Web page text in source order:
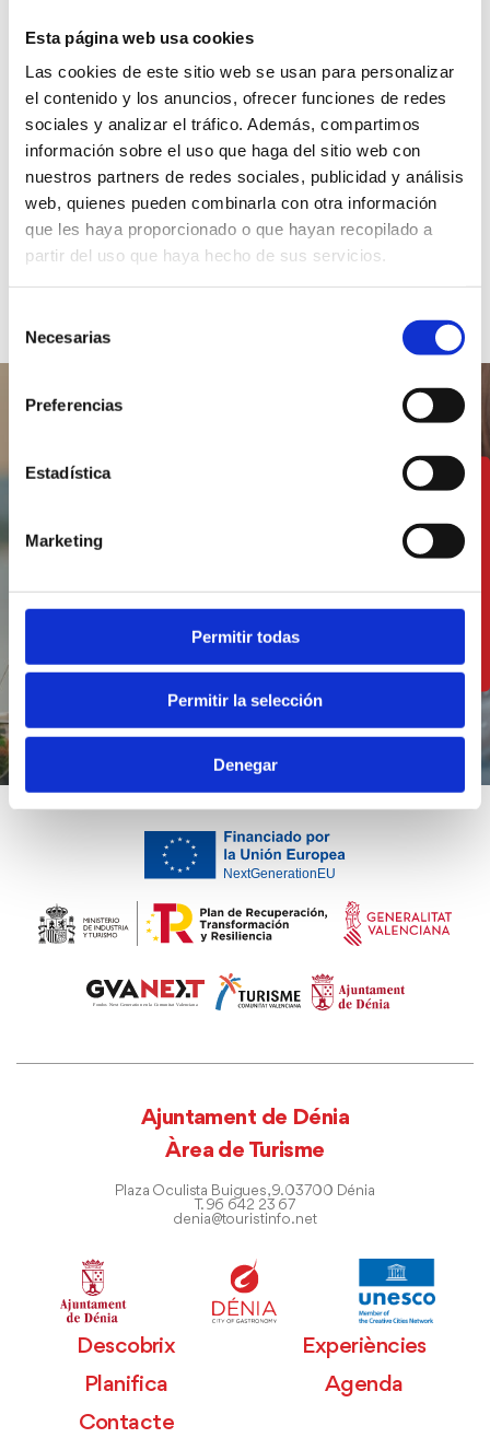
Esta página web usa cookies
Las cookies de este sitio web se usan para personalizar
el contenido y los anuncios, ofrecer funciones de redes
sociales y analizar el tráfico. Además, compartimos
información sobre el uso que haga del sitio web con
nuestros partners de redes sociales, publicidad y análisis
web, quienes pueden combinarla con otra información
que les haya proporcionado o que hayan recopilado a
partir del uso que haya hecho de sus servicios.
consentimiento
Necesarias
Preferencias
Estadística
Marketing
Permitir todas
Permitir la selección
Denegar
Redueix el teu impacte
Observa sense alterar
Un mar net és vida
Gaudeix, aprèn i protegeix
gastronomia a un sol
VEURE RESTAURANTS
Ajuntament de Dénia
Àrea de Turisme
Plaza Oculista Buigues, 9. 03700 Dénia
T. 96 642 23 67
denia@touristinfo.net
Descobrix
Experiències
Planifica
Agenda
Contacte